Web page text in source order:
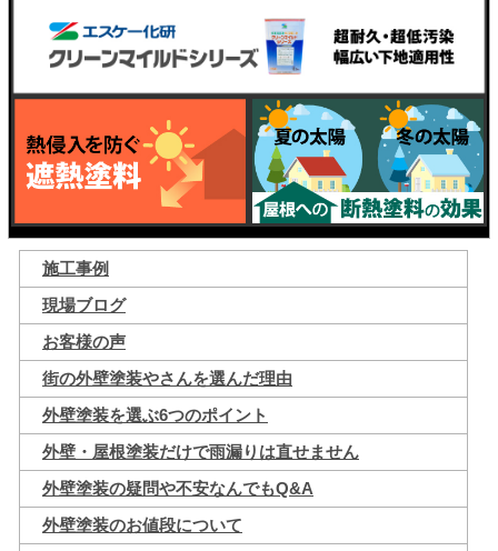
施工事例
現場ブログ
お客様の声
街の外壁塗装やさんを選んだ理由
外壁塗装を選ぶ6つのポイント
外壁・屋根塗装だけで雨漏りは直せません
外壁塗装の疑問や不安なんでもQ&A
外壁塗装のお値段について